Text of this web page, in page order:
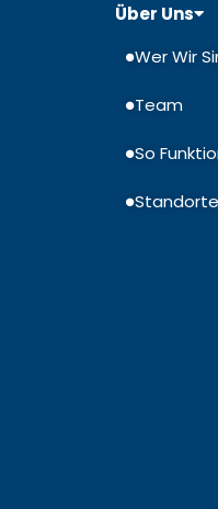
Über Uns
Wer Wir
Team
So
Standorte